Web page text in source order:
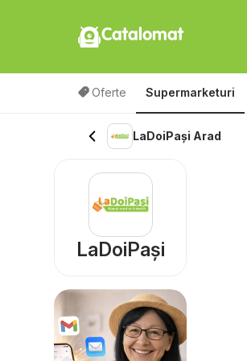
Catalomat
Oferte Supermarketuri
LaDoiPași Arad
LaDoiPași